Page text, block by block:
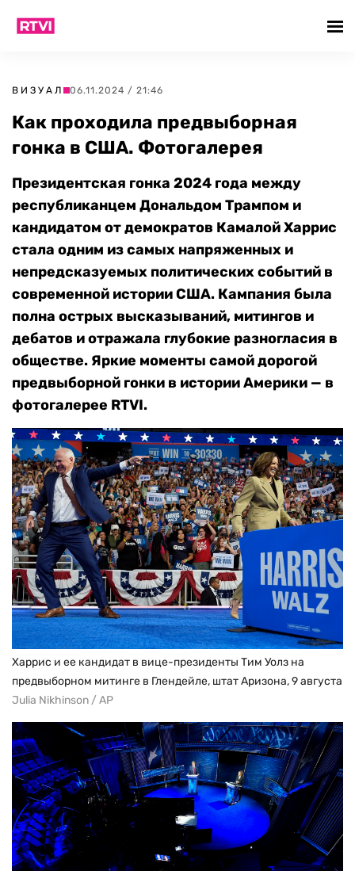
ВИЗУАЛ 06.11.2024 / 21:46
Как проходила предвыборная
гонка в США. Фотогалерея
Президентская гонка 2024 года между
республиканцем Дональдом Трампом и
кандидатом от демократов Камалой Харрис
стала одним из самых напряженных и
непредсказуемых политических событий в
современной истории США. Кампания была
полна острых высказываний, митингов и
дебатов и отражала глубокие разногласия в
обществе. Яркие моменты самой дорогой
предвыборной гонки в истории Америки — в
фотогалерее RTVI.
Харрис и ее кандидат в вице-президенты Тим Уолз на
предвыборном митинге в Глендейле, штат Аризона, 9 августа
Julia Nikhinson / AP